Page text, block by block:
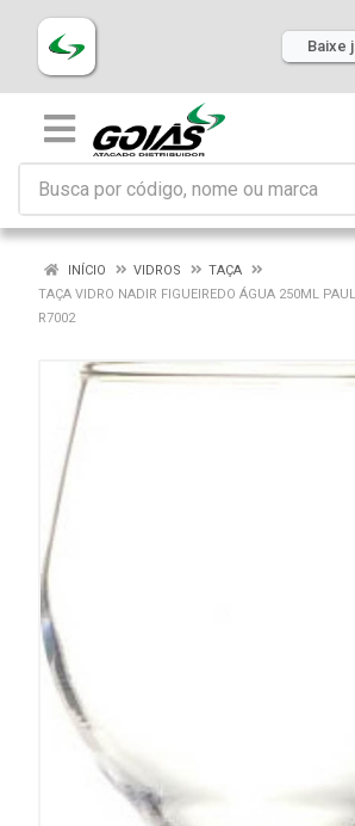
Baixe
INÍCIO VIDROS
TAÇA
TAÇA VIDRO NADIR FIGUEIREDO ÁGUA 250ML
R7002